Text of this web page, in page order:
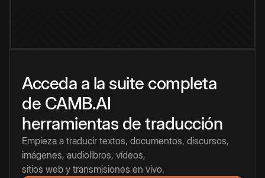
Acceda a la suite completa
de CAMB.AI
herramientas de traducción
Empieza a traducir textos, documentos, discursos,
imágenes, audiolibros, vídeos,
sitios web y transmisiones en vivo.